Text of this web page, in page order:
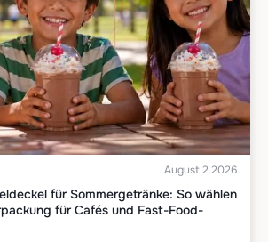
August 2 2026
für Sommergetränke: So wählen
für Cafés und Fast-Food-